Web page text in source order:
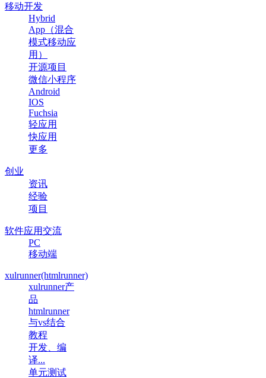
移动开发
Hybrid
App（混合
模式移动应
用）
开源项目
微信小程序
Android
IOS
Fuchsia
轻应用
快应用
更多
创业
资讯
经验
项目
软件应用交流
PC
移动端
xulrunner(htmlrunner)
xulrunner产
品
htmlrunner
与vs结合
教程
开发、编
译...
单元测试